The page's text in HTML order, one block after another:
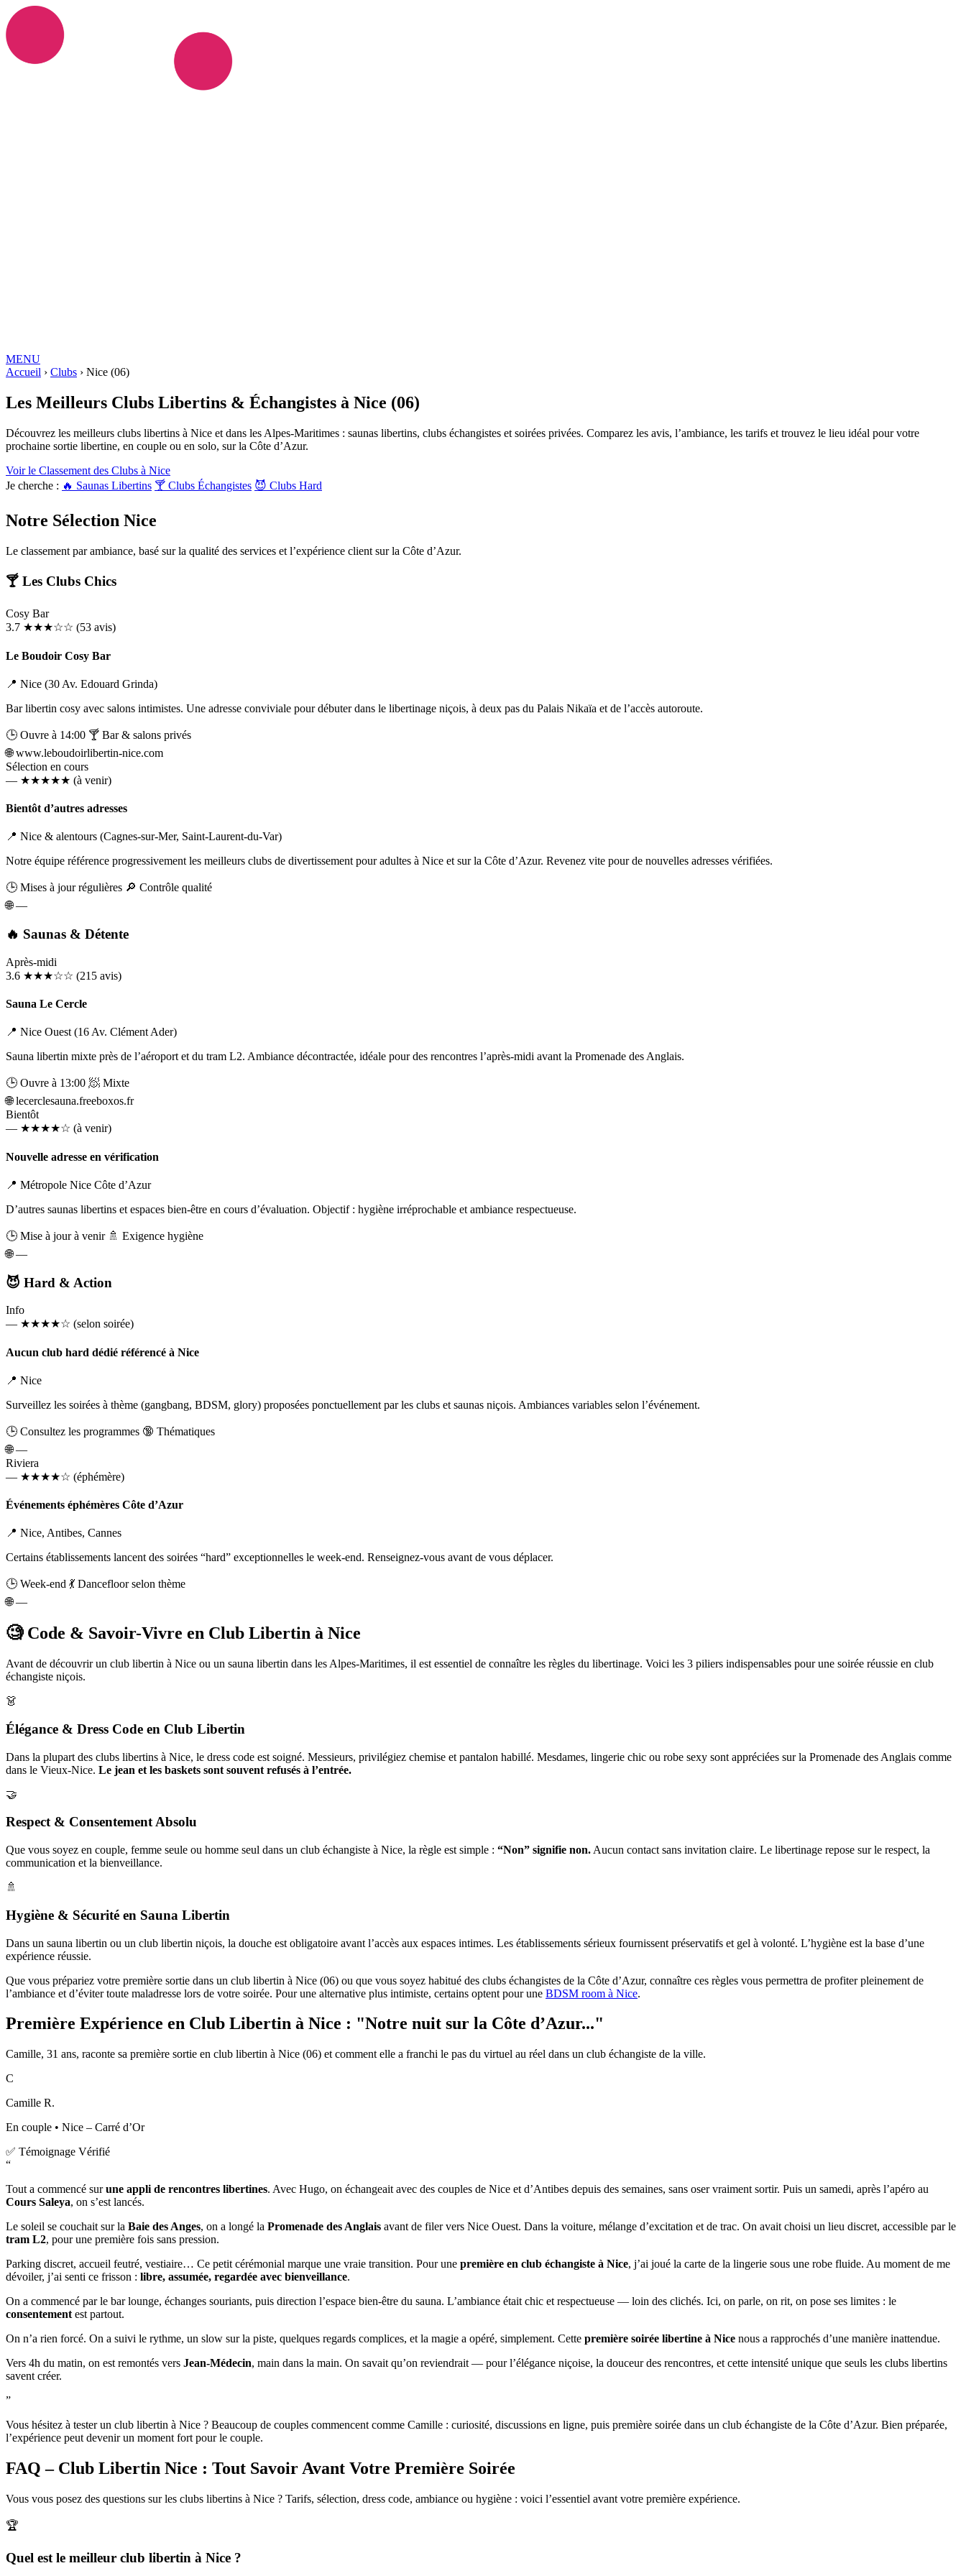
MENU
Love ROOMS COQUINES
LoireProvence-Alpes-Côte-d'Azur
RESSOURCES
MON COMPTE
ConnexionTableau de bord
Ajouter son hébergement coquin
Notre blog
Suivez-nous
Liens utiles
Blog
Qui Sommes-Nous
Accueil › Clubs › Nice (06)
Les Meilleurs Clubs Libertins & Échangistes à Nice (06)
Découvrez les meilleurs clubs libertins à Nice et dans les Alpes-Maritimes : saunas libertins, clubs échangistes et soirées privées. Comparez les avis, l’ambiance, les tarifs et trouvez le lieu idéal pour votre
prochaine sortie libertine, en couple ou en solo, sur la Côte d’Azur.
Voir le Classement des Clubs à Nice
Je cherche : 🔥 Saunas Libertins 🍸 Clubs Échangistes 😈 Clubs Hard
Notre Sélection Nice
Le classement par ambiance, basé sur la qualité des services et l’expérience client sur la Côte d’Azur.
🍸 Les Clubs Chics
Cosy Bar
3.7 ★★★☆☆ (53 avis)
Le Boudoir Cosy Bar
📍 Nice (30 Av. Edouard Grinda)
Bar libertin cosy avec salons intimistes. Une adresse conviviale pour débuter dans le libertinage niçois, à deux pas du Palais Nikaïa et de l’accès autoroute.
🕒 Ouvre à 14:00 🍸 Bar & salons privés
🌐www.leboudoirlibertin-nice.com
Sélection en cours
— ★★★★★ (à venir)
Bientôt d’autres adresses
📍 Nice & alentours (Cagnes-sur-Mer, Saint-Laurent-du-Var)
Notre équipe référence progressivement les meilleurs clubs de divertissement pour adultes à Nice et sur la Côte d’Azur. Revenez vite pour de nouvelles adresses vérifiées.
🕒 Mises à jour régulières 🔎 Contrôle qualité
🌐—
🔥 Saunas & Détente
Après-midi
3.6 ★★★☆☆ (215 avis)
Sauna Le Cercle
📍 Nice Ouest (16 Av. Clément Ader)
Sauna libertin mixte près de l’aéroport et du tram L2. Ambiance décontractée, idéale pour des rencontres l’après‑midi avant la Promenade des Anglais.
🕒 Ouvre à 13:00 🧖 Mixte
🌐lecerclesauna.freeboxos.fr
Bientôt
— ★★★★☆ (à venir)
Nouvelle adresse en vérification
📍 Métropole Nice Côte d’Azur
D’autres saunas libertins et espaces bien‑être en cours d’évaluation. Objectif : hygiène irréprochable et ambiance respectueuse.
🕒 Mise à jour à venir 🚿 Exigence hygiène
🌐—
😈 Hard & Action
Info
— ★★★★☆ (selon soirée)
Aucun club hard dédié référencé à Nice
📍 Nice
Surveillez les soirées à thème (gangbang, BDSM, glory) proposées ponctuellement par les clubs et saunas niçois. Ambiances variables selon l’événement.
🕒 Consultez les programmes 🔞 Thématiques
🌐—
Riviera
— ★★★★☆ (éphémère)
Événements éphémères Côte d’Azur
📍 Nice, Antibes, Cannes
Certains établissements lancent des soirées “hard” exceptionnelles le week‑end. Renseignez‑vous avant de vous déplacer.
🕒 Week‑end 💃 Dancefloor selon thème
🌐—
🧐 Code & Savoir-Vivre en Club Libertin à Nice
Avant de découvrir un club libertin à Nice ou un sauna libertin dans les Alpes-Maritimes, il est essentiel de connaître les règles du libertinage. Voici les 3 piliers indispensables pour une soirée réussie en club
échangiste niçois.
👗
Élégance & Dress Code en Club Libertin
Dans la plupart des clubs libertins à Nice, le dress code est soigné. Messieurs, privilégiez chemise et pantalon habillé. Mesdames, lingerie chic ou robe sexy sont appréciées sur la Promenade des Anglais comme
dans le Vieux‑Nice. Le jean et les baskets sont souvent refusés à l’entrée.
🤝
Respect & Consentement Absolu
Que vous soyez en couple, femme seule ou homme seul dans un club échangiste à Nice, la règle est simple : “Non” signifie non. Aucun contact sans invitation claire. Le libertinage repose sur le respect, la
communication et la bienveillance.
🚿
Hygiène & Sécurité en Sauna Libertin
Dans un sauna libertin ou un club libertin niçois, la douche est obligatoire avant l’accès aux espaces intimes. Les établissements sérieux fournissent préservatifs et gel à volonté. L’hygiène est la base d’une
expérience réussie.
Que vous prépariez votre première sortie dans un club libertin à Nice (06) ou que vous soyez habitué des clubs échangistes de la Côte d’Azur, connaître ces règles vous permettra de profiter pleinement de
l’ambiance et d’éviter toute maladresse lors de votre soirée. Pour une alternative plus intimiste, certains optent pour une BDSM room à Nice.
Première Expérience en Club Libertin à Nice : "Notre nuit sur la Côte d’Azur..."
Camille, 31 ans, raconte sa première sortie en club libertin à Nice (06) et comment elle a franchi le pas du virtuel au réel dans un club échangiste de la ville.
C
Camille R.
En couple • Nice – Carré d’Or
✅ Témoignage Vérifié
“
Tout a commencé surune appli de rencontres libertines. Avec Hugo, on échangeait avec des couples de Nice et d’Antibes depuis des semaines, sans oser vraiment sortir. Puis un samedi, après l’apéro au
Cours Saleya, on s’est lancés.
Le soleil se couchait sur la Baie des Anges, on a longé la Promenade des Anglais avant de filer vers Nice Ouest. Dans la voiture, mélange d’excitation et de trac. On avait choisi un lieu discret, accessible par le
tram L2, pour une première fois sans pression.
Parking discret, accueil feutré, vestiaire… Ce petit cérémonial marque une vraie transition. Pour une première en club échangiste à Nice, j’ai joué la carte de la lingerie sous une robe fluide. Au moment de me
dévoiler, j’ai senti ce frisson : libre, assumée, regardée avec bienveillance.
On a commencé par le bar lounge, échanges souriants, puis direction l’espace bien‑être du sauna. L’ambiance était chic et respectueuse — loin des clichés. Ici, on parle, on rit, on pose ses limites : le
consentement est partout.
On n’a rien forcé. On a suivi le rythme, un slow sur la piste, quelques regards complices, et la magie a opéré, simplement. Cette première soirée libertine à Nice nous a rapprochés d’une manière inattendue.
Vers 4h du matin, on est remontés vers Jean‑Médecin, main dans la main. On savait qu’on reviendrait — pour l’élégance niçoise, la douceur des rencontres, et cette intensité unique que seuls les clubs libertins
savent créer.
”
Vous hésitez à tester un club libertin à Nice ? Beaucoup de couples commencent comme Camille : curiosité, discussions en ligne, puis première soirée dans un club échangiste de la Côte d’Azur. Bien préparée,
l’expérience peut devenir un moment fort pour le couple.
FAQ – Club Libertin Nice : Tout Savoir Avant Votre Première Soirée
Vous vous posez des questions sur les clubs libertins à Nice ? Tarifs, sélection, dress code, ambiance ou hygiène : voici l’essentiel avant votre première expérience.
🏆
Quel est le meilleur club libertin à Nice ?